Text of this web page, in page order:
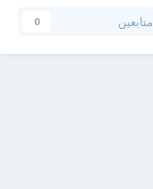
متابعين 0